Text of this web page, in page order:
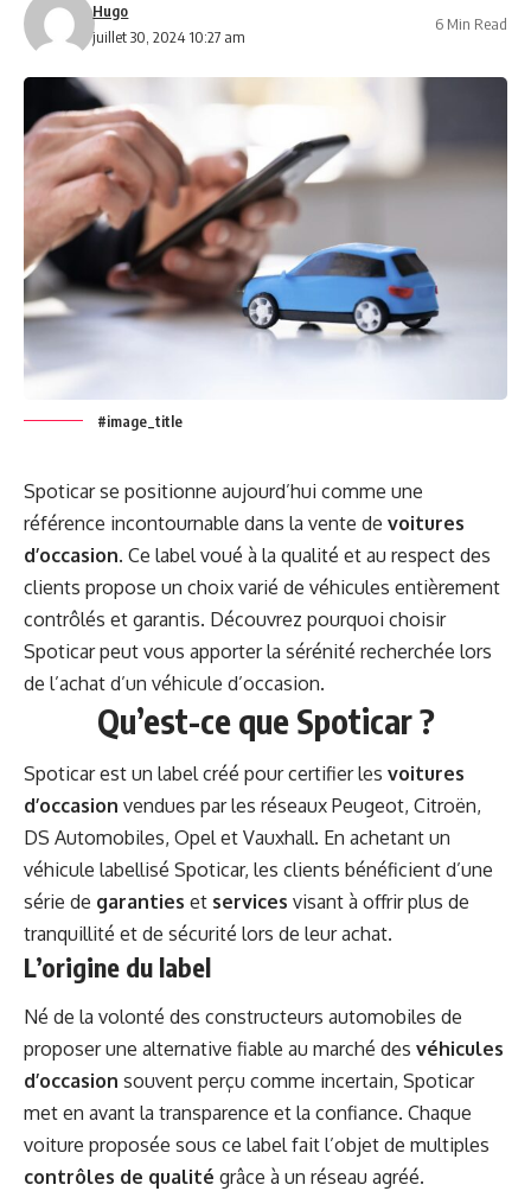
juillet 30, 2024 10:27 am
Hugo
6 Min Read
#image_title
Spoticar se positionne aujourd’hui comme une
référence incontournable dans la vente de voitures
d’occasion. Ce label voué à la qualité et au respect des
clients propose un choix varié de véhicules entièrement
contrôlés et garantis. Découvrez pourquoi choisir
Spoticar peut vous apporter la sérénité recherchée lors
de l’achat d’un véhicule d’occasion.
Qu’est-ce que Spoticar ?
Spoticar est un label créé pour certifier les voitures
d’occasion vendues par les réseaux Peugeot, Citroën,
DS Automobiles, Opel et Vauxhall. En achetant un
véhicule labellisé Spoticar, les clients bénéficient d’une
série de garanties et services visant à offrir plus de
tranquillité et de sécurité lors de leur achat.
L’origine du label
Né de la volonté des constructeurs automobiles de
proposer une alternative fiable au marché des véhicules
d’occasion souvent perçu comme incertain, Spoticar
met en avant la transparence et la confiance. Chaque
voiture proposée sous ce label fait l’objet de multiples
contrôles de qualité grâce à un réseau agréé.